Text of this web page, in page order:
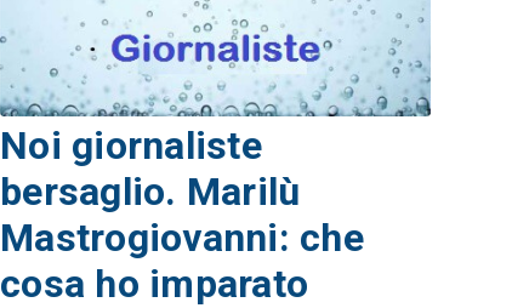
Noi giornaliste
bersaglio. Marilù
Mastrogiovanni: che
cosa ho imparato